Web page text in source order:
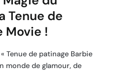
Tenue de
Movie !
Tenue de patinage Barbie
monde de glamour, de